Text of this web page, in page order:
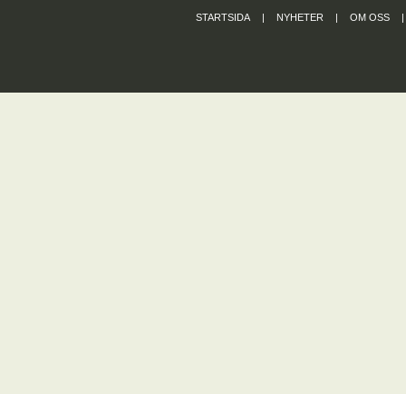
STARTSIDA | NYHETER | OM OSS |